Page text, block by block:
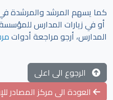
كما يسهم المرشد والمرشدة في
أو في زيارات المدارس
المدارس، أرجو مراجعة أدوات
الرجوع الى اعلى
العودة الى مركز المصادر